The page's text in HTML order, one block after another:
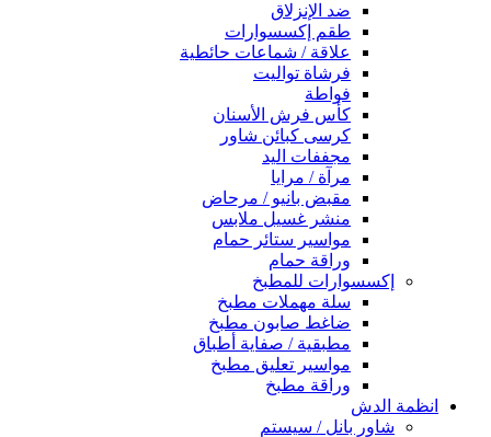
ضد الإنزلاق
طقم إكسسوارات
علاقة / شماعات حائطية
فرشاة تواليت
فواطة
كأس فرش الأسنان
كرسى كبائن شاور
مجففات اليد
مرآة / مرايا
مقبض بانيو / مرحاض
منشر غسيل ملابس
مواسير ستائر حمام
وراقة حمام
إكسسوارات للمطبخ
سلة مهملات مطبخ
ضاغط صابون مطبخ
مطبقية / صفاية أطباق
مواسير تعليق مطبخ
وراقة مطبخ
انظمة الدش
شاور بانل / سيستم